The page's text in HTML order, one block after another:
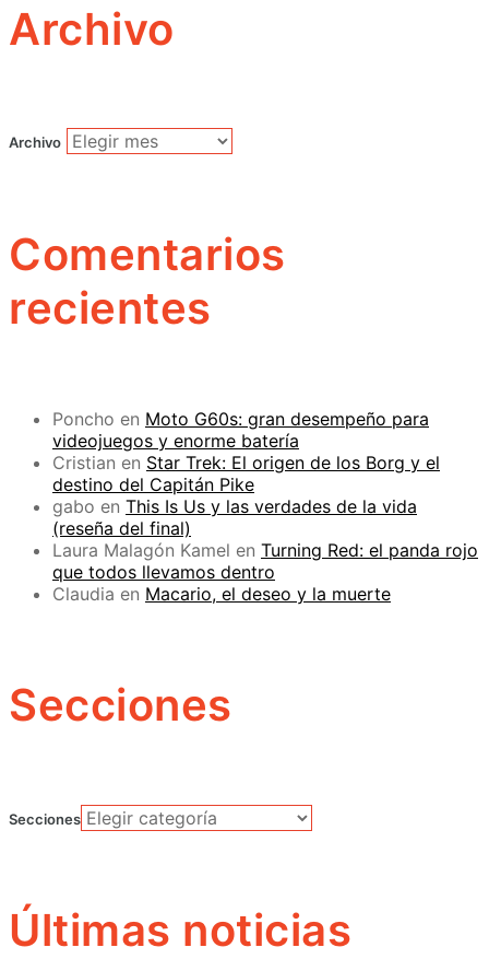
Archivo
Archivo
Comentarios
recientes
Poncho en Moto G60s: gran desempeño para
videojuegos y enorme batería
Cristian en Star Trek: El origen de los Borg y el
destino del Capitán Pike
gabo en This Is Us y las verdades de la vida
(reseña del final)
Laura Malagón Kamel en Turning Red: el panda rojo
que todos llevamos dentro
Claudia en Macario, el deseo y la muerte
Secciones
Secciones
Últimas noticias